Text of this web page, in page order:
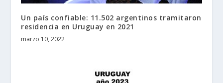
Un país confiable: 11.502 argentinos tramitaron
residencia en Uruguay en 2021
marzo 10, 2022